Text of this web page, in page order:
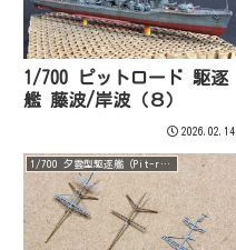
1/700 ピットロード 駆逐
艦 藤波/岸波（８）
2026.02.14
1/700 夕雲型駆逐艦（Pit-road）